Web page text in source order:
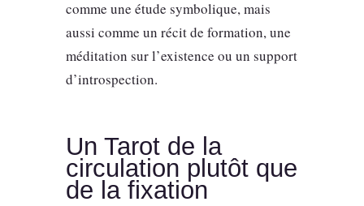
comme une étude symbolique, mais
aussi comme un récit de formation, une
méditation sur l’existence ou un support
d’introspection.
Un Tarot de la
circulation plutôt que
de la fixation